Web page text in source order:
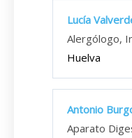
Lucía
Alergólogo,
Huelva
Antonio
Aparato